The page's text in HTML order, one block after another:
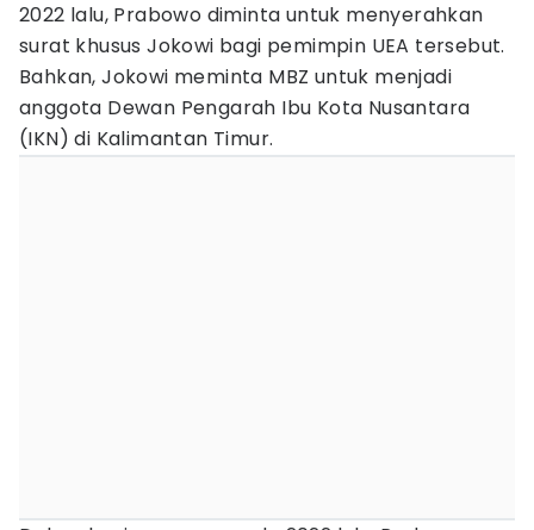
2022 lalu, Prabowo diminta untuk menyerahkan
surat khusus Jokowi bagi pemimpin UEA tersebut.
Bahkan, Jokowi meminta MBZ untuk menjadi
anggota Dewan Pengarah Ibu Kota Nusantara
(IKN) di Kalimantan Timur.